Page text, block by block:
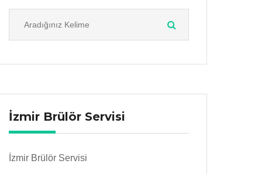
İzmir Brülör Servisi
İzmir Brülör Servisi